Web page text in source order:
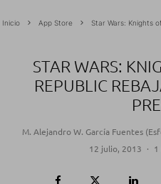
Inicio App Store Star Wars: Knights
STAR WARS:
REPUBLIC
M. Alejandro W. García Fuentes
12 julio, 2013 ·